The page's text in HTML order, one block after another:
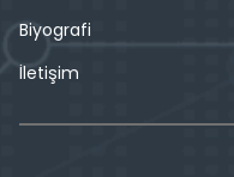
Biyografi
İletişim